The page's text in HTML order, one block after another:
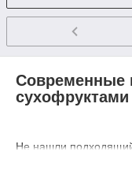
Современные
Не нашли
боксы и коробки,